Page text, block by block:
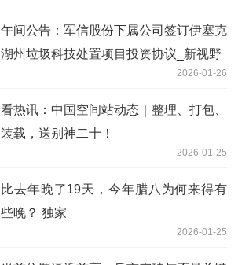
午间公告：军信股份下属公司签订伊塞克
湖州垃圾科技处置项目投资协议_新视野
2026-01-26
看热讯：中国空间站动态｜整理、打包、
装载，送别神二十！
2026-01-25
比去年晚了19天，今年腊八为何来得有
些晚？ 独家
2026-01-25